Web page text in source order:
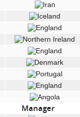
Manager